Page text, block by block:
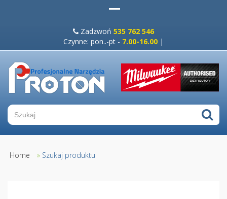
Zadzwoń 535 762 546
Czynne: pon..-pt - 7.00-16.00 |
Home » Szukaj produktu